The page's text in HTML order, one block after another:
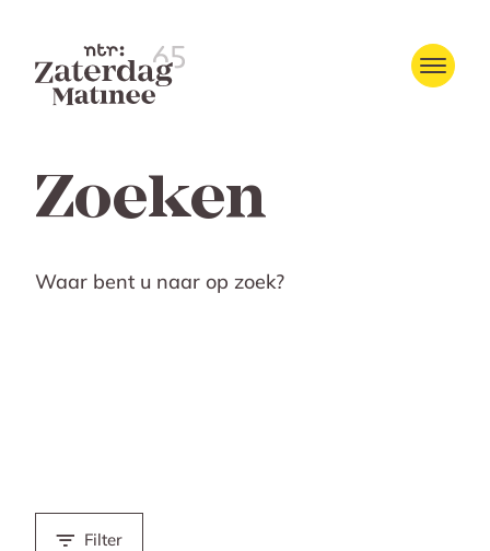
Zoeken
Waar bent u naar op zoek?
Filter